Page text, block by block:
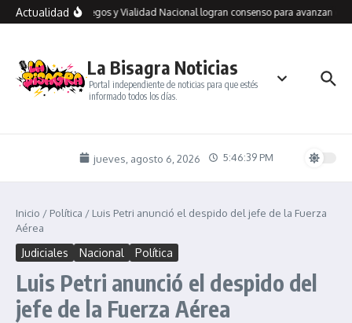
Saltar al contenido
ActualidadRío Gallegos y Vialidad Nacional logran consenso para avanzan en
La Bisagra Noticias
Portal independiente de noticias para que estés
informado todos los días.
jueves, agosto 6, 2026 5:46:39 PM
Inicio / Política / Luis Petri anunció el despido del jefe de la Fuerza
Aérea
Judiciales Nacional Política
Luis Petri anunció el despido del
jefe de la Fuerza Aérea